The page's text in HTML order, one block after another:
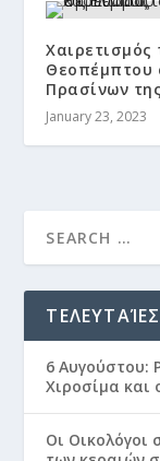
Θεοπέμπτου
Πρασίνων
January 23, 2023
6 Αυγούστου:
Χιροσίμα και
Οι Οικολόγοι